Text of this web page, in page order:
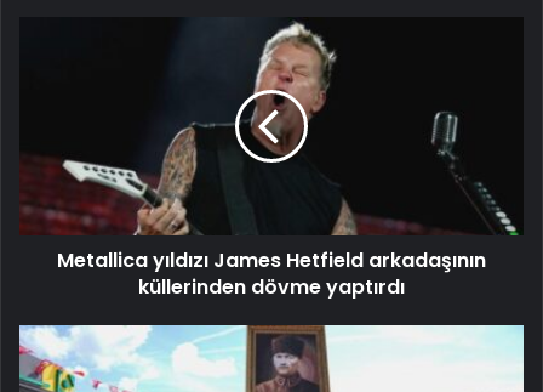
Metallica yıldızı James Hetfield arkadaşının
küllerinden dövme yaptırdı